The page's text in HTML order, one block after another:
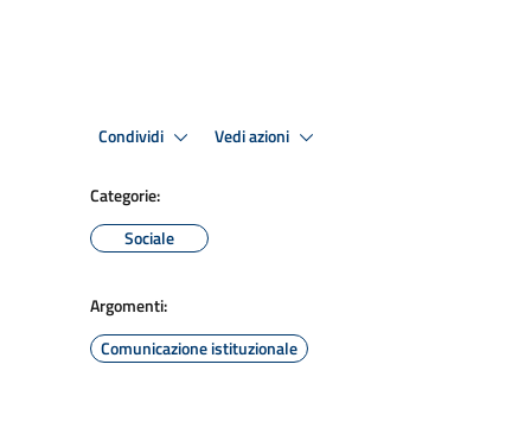
Condividi Vedi azioni
Categorie:
Sociale
Argomenti:
Comunicazione istituzionale